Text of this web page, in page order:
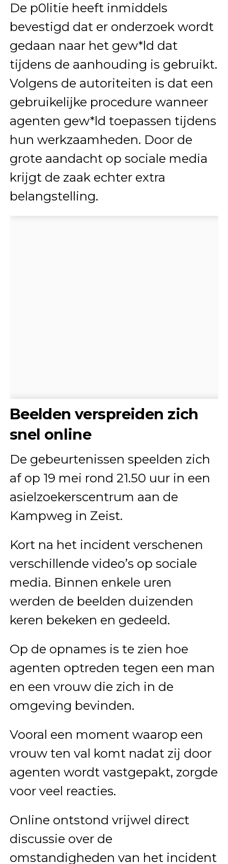
De p0litie heeft inmiddels
bevestigd dat er onderzoek wordt
gedaan naar het gew*ld dat
tijdens de aanhouding is gebruikt.
Volgens de autoriteiten is dat een
gebruikelijke procedure wanneer
agenten gew*ld toepassen tijdens
hun werkzaamheden. Door de
grote aandacht op sociale media
krijgt de zaak echter extra
belangstelling.
Beelden verspreiden zich
snel online
De gebeurtenissen speelden zich
af op 19 mei rond 21.50 uur in een
asielzoekerscentrum aan de
Kampweg in Zeist.
Kort na het incident verschenen
verschillende video’s op sociale
media. Binnen enkele uren
werden de beelden duizenden
keren bekeken en gedeeld.
Op de opnames is te zien hoe
agenten optreden tegen een man
en een vrouw die zich in de
omgeving bevinden.
Vooral een moment waarop een
vrouw ten val komt nadat zij door
agenten wordt vastgepakt, zorgde
voor veel reacties.
Online ontstond vrijwel direct
discussie over de
omstandigheden van het incident